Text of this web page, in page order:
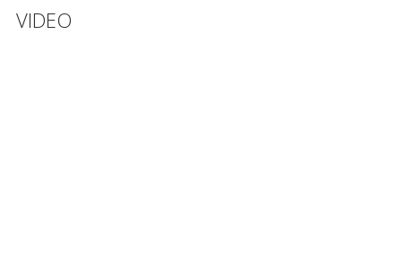
VIDEO